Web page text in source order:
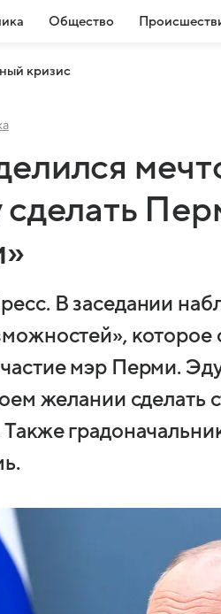
Общество
кризис
сделать
В заседании
которое
мэр Перми.
желании сделать